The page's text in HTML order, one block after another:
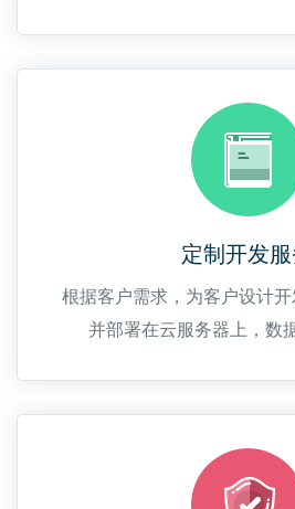
定制开发
根据客户需求，为客户设计开
并部署在云服务器上，数